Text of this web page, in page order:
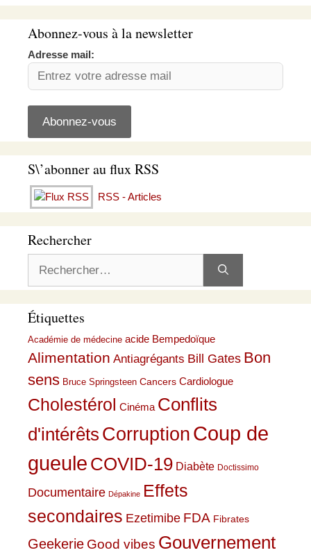
Abonnez-vous à la newsletter
Adresse mail:
S\’abonner au flux RSS
RSS - Articles
Rechercher
Étiquettes
Académie de médecine acide Bempedoïque
Alimentation Antiagrégants Bill Gates Bon
sens Bruce Springsteen Cancers Cardiologue
Cholestérol Cinéma Conflits
d'intérêts CorruptionCoup de
gueule COVID-19 Diabète Doctissimo
Documentaire Dépakine Effets
secondaires Ezetimibe FDA Fibrates
Geekerie Good vibes Gouvernement